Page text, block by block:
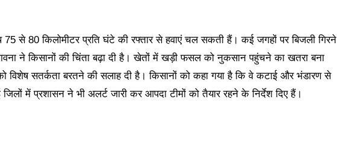
से 80 किलोमीटर प्रति घंटे की रफ्तार से हवाएं चल सकती हैं। कई जगहों पर बिजली गिरने
ने किसानों की चिंता बढ़ा दी है। खेतों में खड़ी फसल को नुकसान पहुंचने का खतरा बना
विशेष सतर्कता बरतने की सलाह दी है। किसानों को कहा गया है कि वे कटाई और भंडारण से
में प्रशासन ने भी अलर्ट जारी कर आपदा टीमों को तैयार रहने के निर्देश दिए हैं।